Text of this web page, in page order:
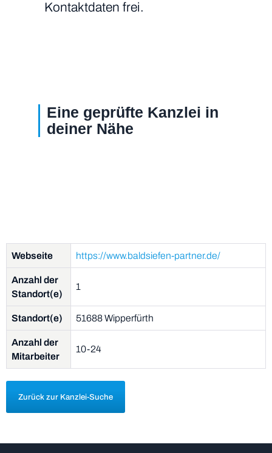
Kontaktdaten frei.
Eine geprüfte Kanzlei in
deiner Nähe
Webseite https://www.baldsiefen-partner.de/
Anzahl der
Standort(e)
1
Standort(e) 51688 Wipperfürth
Anzahl der
Mitarbeiter
10-24
Zurück zur Kanzlei-Suche